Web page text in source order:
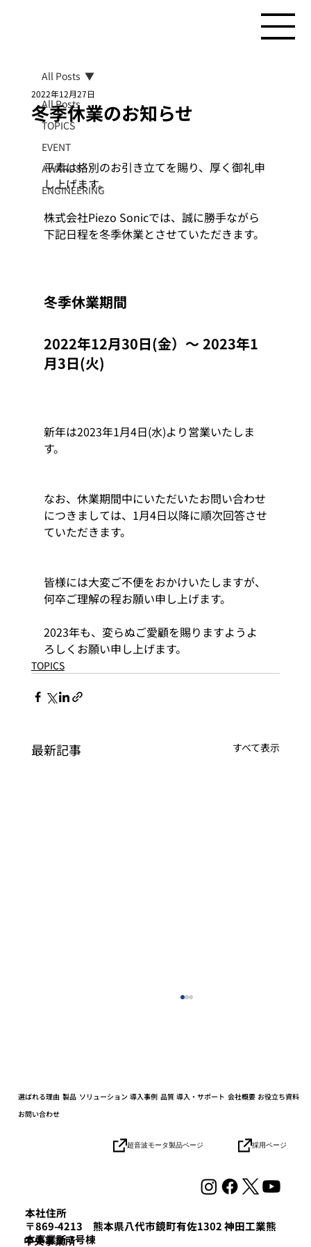
All Posts
TOPICS
EVENT
AWARDS
ENGINEERING
All Posts
冬季休業のお知らせ
2022年12月27日
平素は格別のお引き立てを賜り、厚く御礼申
し上げます。
株式会社Piezo Sonicでは、誠に勝手ながら
下記日程を冬季休業とさせていただきます。
冬季休業期間
2022年12月30日(金）～ 2023年1
月3日(火)
新年は2023年1月4日(水)より営業いたしま
す。
なお、休業期間中にいただいたお問い合わせ
につきましては、1月4日以降に順次回答させ
ていただきます。
皆様には大変ご不便をおかけいたしますが、
何卒ご理解の程お願い申し上げます。
2023年も、変らぬご愛顧を賜りますようよ
ろしくお願い申し上げます。
TOPICS
最新記事 すべて表示
業者300社」を受賞しました
本社住所
〒869-4213 熊本県八代市鏡町有佐1302 神田工業熊
本事業所 3号棟
​中央事業所
選ばれる理由 製品 ソリューション 導入事例 品質 導入・サポート 会社概要 お役立ち資料
お問い合わせ
超音波モータ製品ページ 採用ページ